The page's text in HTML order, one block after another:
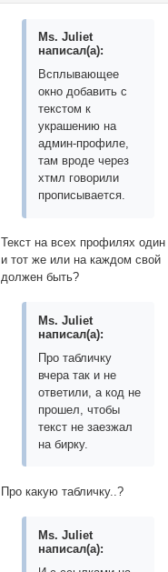
Ms. Juliet
написал(а):
Всплывающее
окно добавить с
текстом к
украшению на
админ-профиле,
там вроде через
хтмл говорили
прописывается.
Текст на всех профилях один
и тот же или на каждом свой
должен быть?
Ms. Juliet
написал(а):
Про табличку
вчера так и не
ответили, а код не
прошел, чтобы
текст не заезжал
на бирку.
Про какую табличку..?
Ms. Juliet
написал(а):